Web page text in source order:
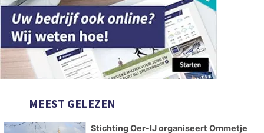
MEEST GELEZEN
Stichting Oer-IJ organiseert Ommetje